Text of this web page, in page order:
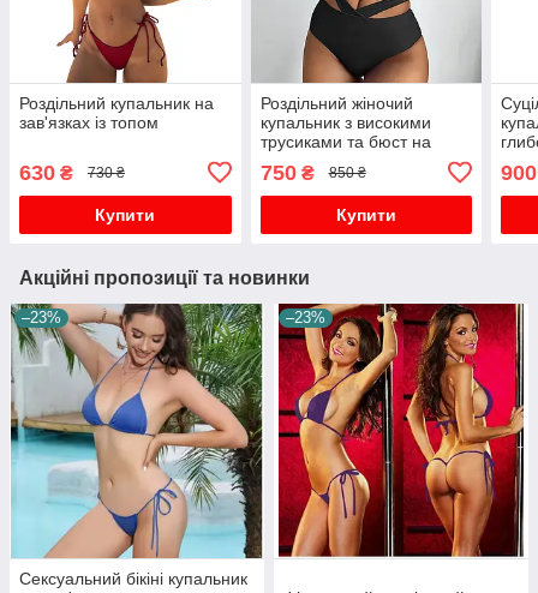
Роздільний купальник на
зав'язках із топом
630 ₴ 730 ₴
Купити
Роздільний жіночий
купальник з високими
трусиками та бюст на
750₴ 850 ₴
Купити
900
Акційні пропозиції та новинки
–23%
Сексуальний бікіні купальник
–23%